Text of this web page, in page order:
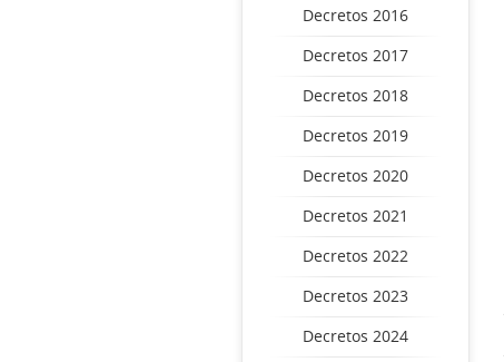
Decretos 2016
Decretos 2017
Decretos 2018
Decretos 2019
Decretos 2020
Decretos 2021
Decretos 2022
Decretos 2023
Decretos 2024